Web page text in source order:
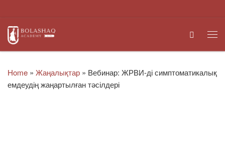
Search
Home » Жаңалықтар » Вебинар: ЖРВИ-ді симптоматикалық
емдеудің жаңартылған тәсілдері